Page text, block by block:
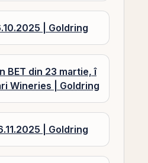
| Goldring
BET din 23 martie, î
Wineries | Goldring
| Goldring